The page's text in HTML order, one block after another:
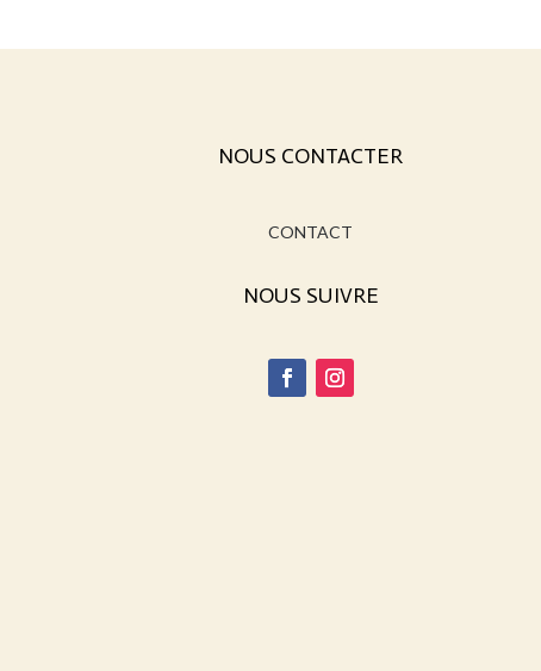
NOUS CONTACTER
CONTACT
NOUS SUIVRE